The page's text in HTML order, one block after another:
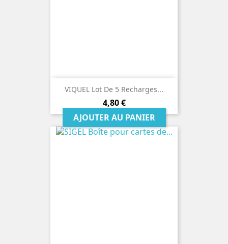
VIQUEL Lot De 5 Recharges...
Prix
4,80 €
AJOUTER AU PANIER